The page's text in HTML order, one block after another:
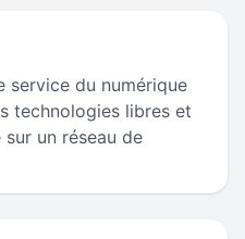
service du numérique
technologies libres et
sur un réseau de